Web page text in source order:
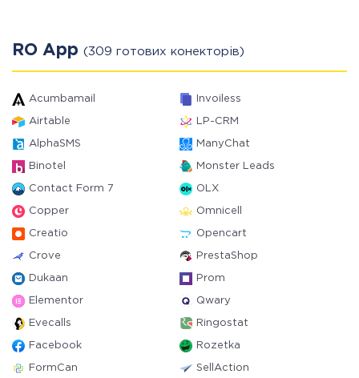
RO App (309 готових конекторів)
Acumbamail Invoiless
Airtable LP-CRM
AlphaSMS ManyChat
Binotel Monster Leads
Contact Form 7 OLX
Copper Omnicell
Creatio Opencart
Crove PrestaShop
Dukaan Prom
Elementor Qwary
Evecalls Ringostat
Facebook Rozetka
FormCan SellAction